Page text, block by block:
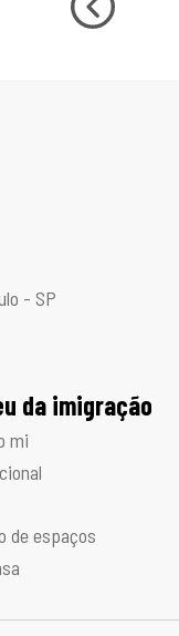
- SP
da imigração
mi
de espaços